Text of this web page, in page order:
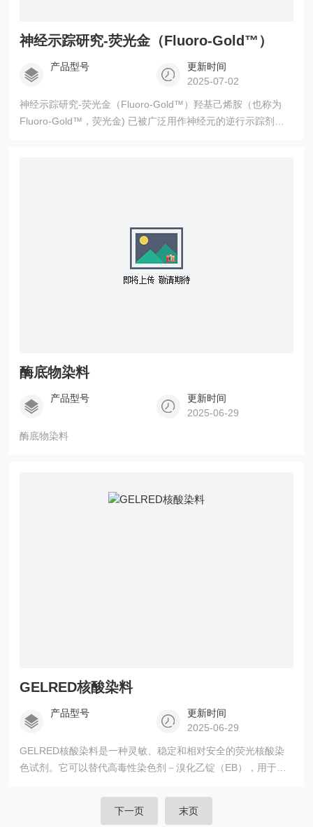
神经示踪研究-荧光金（Fluoro-Gold™）
产品型号
更新时间
2025-07-02
神经示踪研究-荧光金（Fluoro-Gold™）羟基己烯胺（也称为
Fluoro-Gold™，荧光金) 已被广泛用作神经元的逆行示踪剂和
酶底物染料
产品型号
更新时间
2025-06-29
酶底物染料
GELRED核酸染料
产品型号
更新时间
2025-06-29
GELRED核酸染料是一种灵敏、稳定和相对安全的荧光核酸染
色试剂。它可以替代高毒性染色剂－溴化乙锭（EB），用于琼
下一页 末页